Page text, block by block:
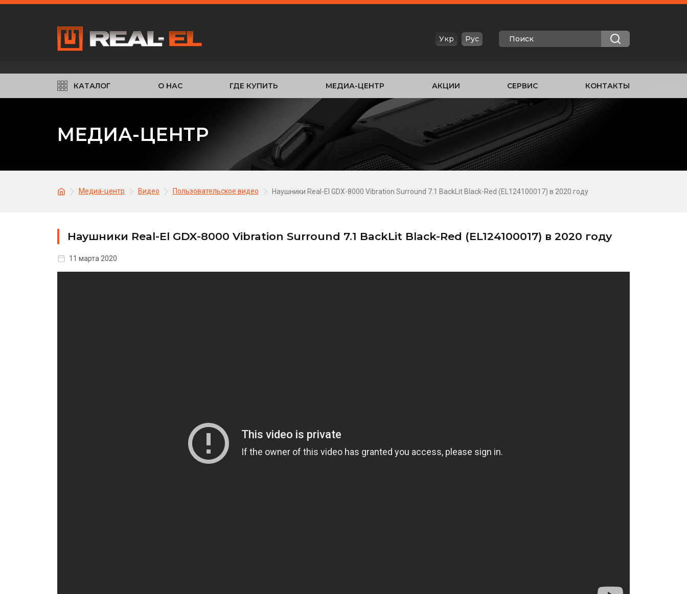
Укр Рус
КАТАЛОГ О НАС ГДЕ КУПИТЬ МЕДИА-ЦЕНТР АКЦИИ СЕРВИС КОНТАКТЫ
МЕДИА-ЦЕНТР
Медиа-центр Видео Пользовательское видео Наушники Real-El GDX-8000 Vibration Surround 7.1 BackLit Black-Red (EL124100017) в 2020 году
Наушники Real-El GDX-8000 Vibration Surround 7.1 BackLit Black-Red (EL124100017) в 2020 году
11 марта 2020